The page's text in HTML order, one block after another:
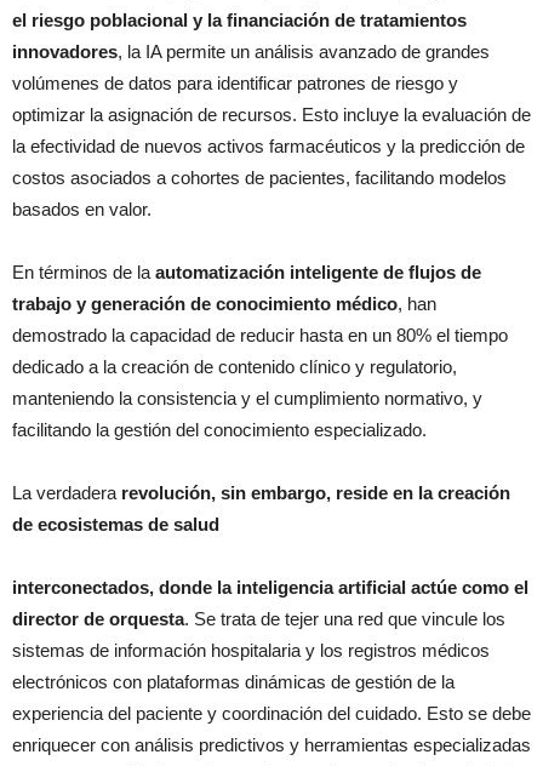
el riesgo poblacional y la financiación de tratamientos
innovadores, la IA permite un análisis avanzado de grandes
volúmenes de datos para identificar patrones de riesgo y
optimizar la asignación de recursos. Esto incluye la evaluación de
la efectividad de nuevos activos farmacéuticos y la predicción de
costos asociados a cohortes de pacientes, facilitando modelos
basados en valor.
En términos de la automatización inteligente de flujos de
trabajo y generación de conocimiento médico, han
demostrado la capacidad de reducir hasta en un 80% el tiempo
dedicado a la creación de contenido clínico y regulatorio,
manteniendo la consistencia y el cumplimiento normativo, y
facilitando la gestión del conocimiento especializado.
La verdadera revolución, sin embargo, reside en la creación
de ecosistemas de salud
interconectados, donde la inteligencia artificial actúe como el
director de orquesta. Se trata de tejer una red que vincule los
sistemas de información hospitalaria y los registros médicos
electrónicos con plataformas dinámicas de gestión de la
experiencia del paciente y coordinación del cuidado. Esto se debe
enriquecer con análisis predictivos y herramientas especializadas